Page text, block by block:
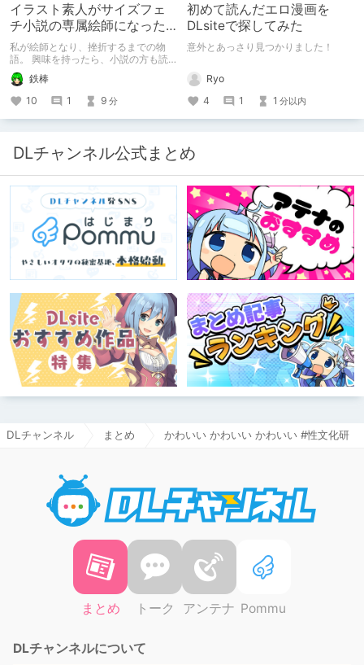
イラスト素人がサイズフェ
チ小説の専属絵師になった
お話
私が絵師となり、挫折するまでの物
語。 興味を持ったら、小説の方も読
んで欲しいなって感じ 私の絵を使っ
てくれてる小説書きさんのページＵＲ
Ｌ
https://www.pixiv.net/users/341489
73/novels?p=1
鉄棒
10
1 9 分
初めて読んだエロ漫画を
DLsiteで探してみた
意外とあっさり見つかりました！
Ryo
4
1 1 分以内
DLチャンネル公式まとめ
DLチャンネル まとめ かわいい かわいい かわいい #性文化研
まとめ トーク アンテナ Pommu
DLチャンネルについて